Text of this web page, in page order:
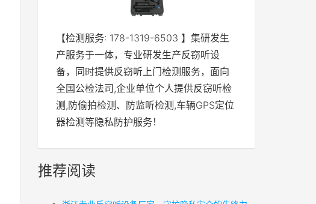
【检测服务: 178-1319-6503 】集研发生
产服务于一体，专业研发生产反窃听设
备，同时提供反窃听上门检测服务，面向
全国公检法司,企业单位个人提供反窃听检
测,防偷拍检测、防监听检测,车辆GPS定位
器检测等隐私防护服务！
推荐阅读